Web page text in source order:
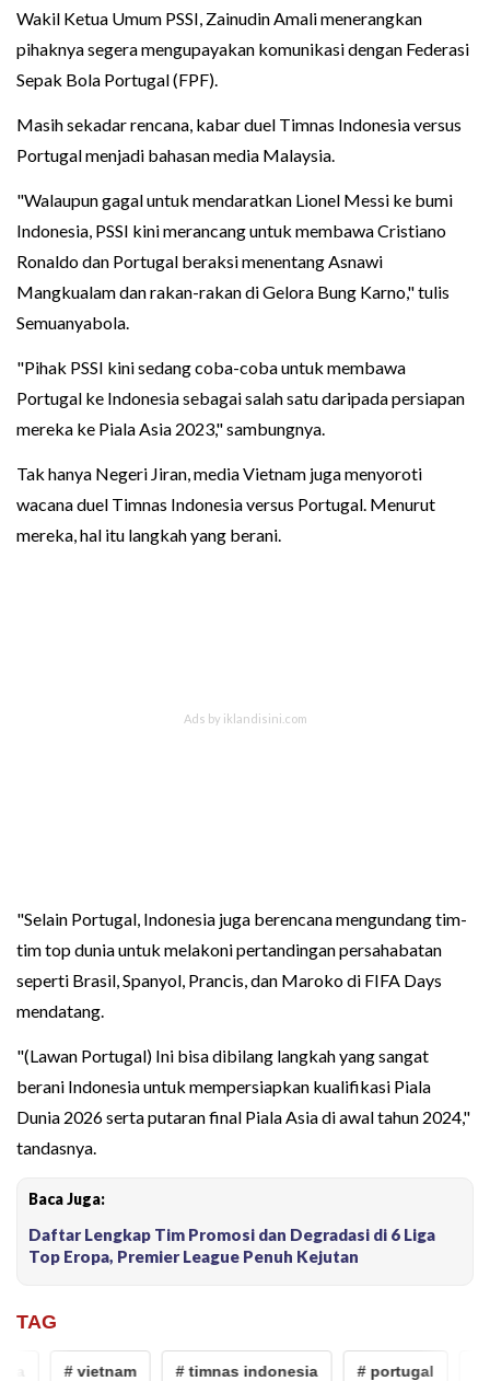
Wakil Ketua Umum PSSI, Zainudin Amali menerangkan
pihaknya segera mengupayakan komunikasi dengan Federasi
Sepak Bola Portugal (FPF).
Masih sekadar rencana, kabar duel Timnas Indonesia versus
Portugal menjadi bahasan media Malaysia.
"Walaupun gagal untuk mendaratkan Lionel Messi ke bumi
Indonesia, PSSI kini merancang untuk membawa Cristiano
Ronaldo dan Portugal beraksi menentang Asnawi
Mangkualam dan rakan-rakan di Gelora Bung Karno," tulis
Semuanyabola.
"Pihak PSSI kini sedang coba-coba untuk membawa
Portugal ke Indonesia sebagai salah satu daripada persiapan
mereka ke Piala Asia 2023," sambungnya.
Tak hanya Negeri Jiran, media Vietnam juga menyoroti
wacana duel Timnas Indonesia versus Portugal. Menurut
mereka, hal itu langkah yang berani.
"Selain Portugal, Indonesia juga berencana mengundang tim-
tim top dunia untuk melakoni pertandingan persahabatan
seperti Brasil, Spanyol, Prancis, dan Maroko di FIFA Days
mendatang.
"(Lawan Portugal) Ini bisa dibilang langkah yang sangat
berani Indonesia untuk mempersiapkan kualifikasi Piala
Dunia 2026 serta putaran final Piala Asia di awal tahun 2024,"
tandasnya.
Baca Juga:
Daftar Lengkap Tim Promosi dan Degradasi di 6 Liga
Top Eropa, Premier League Penuh Kejutan
TAG
# vietnam # timnas indonesia # portugal